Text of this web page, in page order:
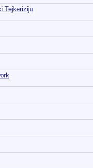
Tejkeriziju